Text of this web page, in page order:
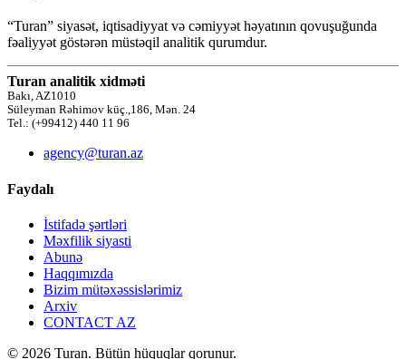
“Turan” siyasət, iqtisadiyyat və cəmiyyət həyatının qovuşuğunda
fəaliyyət göstərən müstəqil analitik qurumdur.
Turan analitik xidməti
Bakı, AZ1010
Süleyman Rəhimov küç.,186, Mən. 24
Tel.: (+99412) 440 11 96
agency@turan.az
Faydalı
İstifadə şərtləri
Məxfilik siyasti
Abunə
Haqqımızda
Bizim mütəxəssislərimiz
Arxiv
CONTACT AZ
© 2026 Turan. Bütün hüquqlar qorunur.